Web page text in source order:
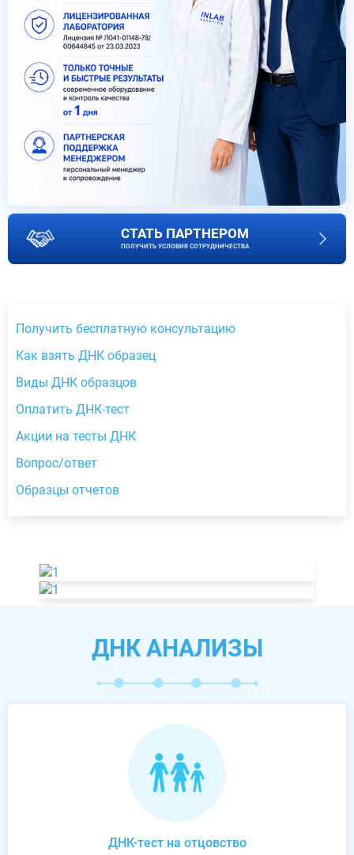
СТАТЬ ПАРТНЕРОМ
ПОЛУЧИТЬ УСЛОВИЯ СОТРУДНИЧЕСТВА
Получить бесплатную консультацию
Как взять ДНК образец
Виды ДНК образцов
Оплатить ДНК-тест
Акции на тесты ДНК
Вопрос/ответ
Образцы отчетов
ДНК АНАЛИЗЫ
ДНК-тест на отцовство